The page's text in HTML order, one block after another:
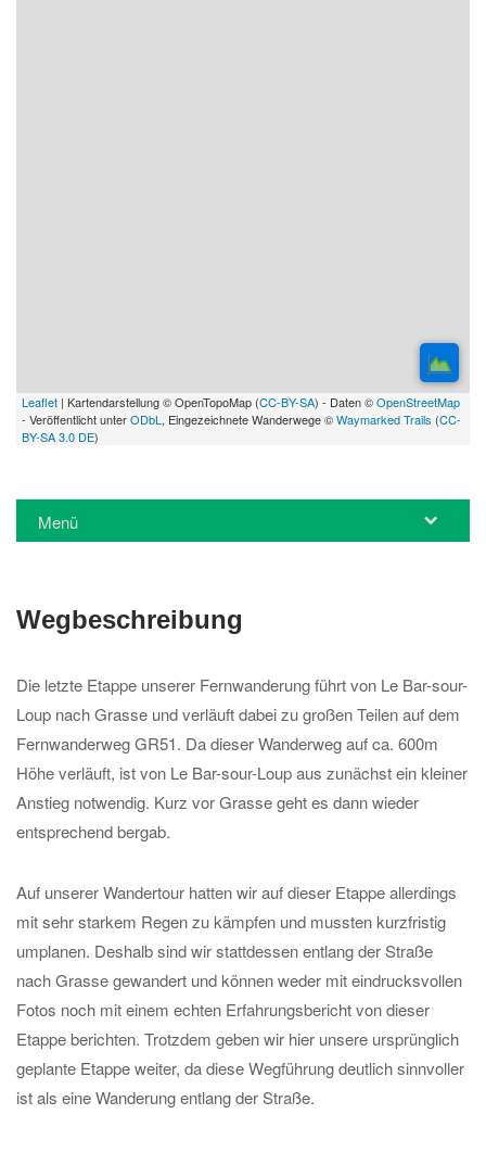
Leaflet | Kartendarstellung © OpenTopoMap (CC-BY-SA) - Daten ©OpenStreetMap
- Veröffentlicht unterODbL , Eingezeichnete Wanderwege ©Waymarked Trails (CC-
BY-SA 3.0 DE)
Menü
Wegbeschreibung
Die letzte Etappe unserer Fernwanderung führt von Le Bar-sour-
Loup nach Grasse und verläuft dabei zu großen Teilen auf dem
Fernwanderweg GR51. Da dieser Wanderweg auf ca. 600m
Höhe verläuft, ist von Le Bar-sour-Loup aus zunächst ein kleiner
Anstieg notwendig. Kurz vor Grasse geht es dann wieder
entsprechend bergab.
Auf unserer Wandertour hatten wir auf dieser Etappe allerdings
mit sehr starkem Regen zu kämpfen und mussten kurzfristig
umplanen. Deshalb sind wir stattdessen entlang der Straße
nach Grasse gewandert und können weder mit eindrucksvollen
Fotos noch mit einem echten Erfahrungsbericht von dieser
Etappe berichten. Trotzdem geben wir hier unsere ursprünglich
geplante Etappe weiter, da diese Wegführung deutlich sinnvoller
ist als eine Wanderung entlang der Straße.